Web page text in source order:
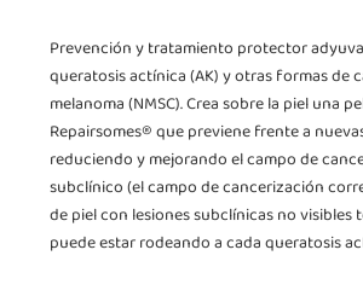
Prevención y tratamiento protector
queratosis actínica (AK) y otras formas de
melanoma (NMSC). Crea sobre la piel una
Repairsomes® que previene frente a
reduciendo y mejorando el campo de
subclínico (el campo de cancerización
de piel con lesiones subclínicas no visibles
puede estar rodeando a cada queratosis